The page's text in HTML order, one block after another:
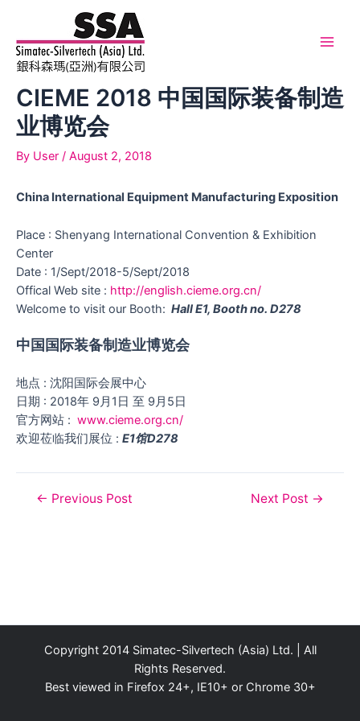
content
CIEME 2018 中国国际装备制造
业博览会
By User / August 2, 2018
China International Equipment Manufacturing Exposition
Place : Shenyang International Convention & Exhibition
Center
Date : 1/Sept/2018-5/Sept/2018
Offical Web site : http://english.cieme.org.cn/
Welcome to visit our Booth: Hall E1, Booth no. D278
中国国际装备制造业博览会
地点 : 沈阳国际会展中心
日期 : 2018年 9月1日 至 9月5日
官方网站 : www.cieme.org.cn/
欢迎莅临我们展位 : E1馆D278
Post← Previous Post Next Post →
Copyright 2014 Simatec-Silvertech (Asia) Ltd. | All
Rights Reserved.
Best viewed in Firefox 24+, IE10+ or Chrome 30+